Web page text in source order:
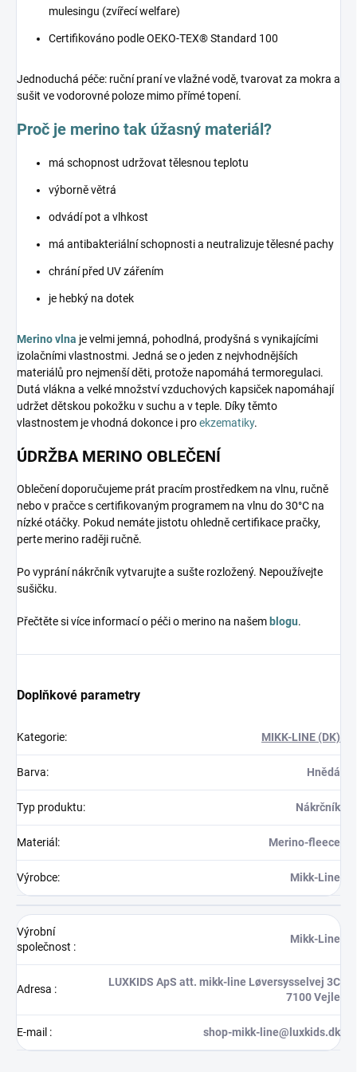
mulesingu (zvířecí welfare)
Certifikováno podle OEKO-TEX® Standard 100
Jednoduchá péče: ruční praní ve vlažné vodě, tvarovat za mokra a
sušit ve vodorovné poloze mimo přímé topení.
Proč je merino tak úžasný materiál?
má schopnost udržovat tělesnou teplotu
výborně větrá
odvádí pot a vlhkost
má antibakteriální schopnosti a neutralizuje tělesné pachy
chrání před UV zářením
je hebký na dotek
Merino vlna je velmi jemná, pohodlná, prodyšná s vynikajícími
izolačními vlastnostmi. Jedná se o jeden z nejvhodnějších
materiálů pro nejmenší děti, protože napomáhá termoregulaci.
Dutá vlákna a velké množství vzduchových kapsiček napomáhají
udržet dětskou pokožku v suchu a v teple. Díky těmto
vlastnostem je vhodná dokonce i proekzematiky.
ÚDRŽBA MERINO OBLEČENÍ
Oblečení doporučujeme prát pracím prostředkem na vlnu, ručně
nebo v pračce s certifikovaným programem na vlnu do 30°C na
nízké otáčky. Pokud nemáte jistotu ohledně certifikace pračky,
perte merino raději ručně.
Po vyprání nákrčník vytvarujte a sušte rozložený. Nepoužívejte
sušičku.
Přečtěte si více informací o péči o merino na našem blogu.
Doplňkové parametry
Kategorie: MIKK-LINE (DK)
Barva: Hnědá
Typ produktu: Nákrčník
Materiál : Merino-fleece
Výrobce: Mikk-Line
Výrobní
společnost :
Mikk-Line
Adresa :
LUXKIDS ApS att. mikk-line Løversysselvej 3C
7100 Vejle
E-mail : shop-mikk-line@luxkids.dk